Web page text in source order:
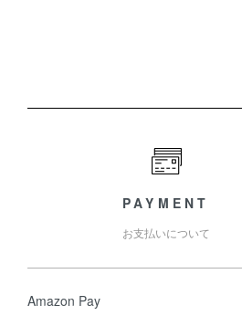
PAYMENT
お支払いについて
Amazon Pay